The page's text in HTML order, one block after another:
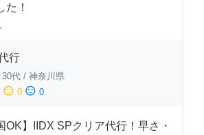
た！
行
30代 / 神奈川県
sentiment_neutral 0 sentiment_dissatisfied 0
OK】IIDX SPクリア代行！早さ・